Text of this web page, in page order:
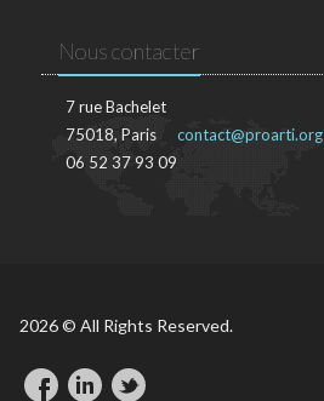
Nous contacter
7 rue Bachelet
75018, Paris
06 52 37 93 09
contact@proarti.org
2026 © All Rights Reserved.